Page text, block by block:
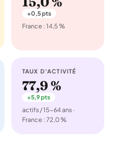
+0,5 pts
France : 14,5 %
TAUX D'ACTIVITÉ
77,9 %
+5,9 pts
actifs / 15-64 ans ·
France : 72,0 %